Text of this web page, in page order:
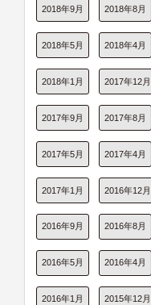
2018年9月 2018年8月
2018年5月 2018年4月
2018年1月 2017年12月
2017年9月 2017年8月
2017年5月 2017年4月
2017年1月 2016年12月
2016年9月 2016年8月
2016年5月 2016年4月
2016年1月 2015年12月